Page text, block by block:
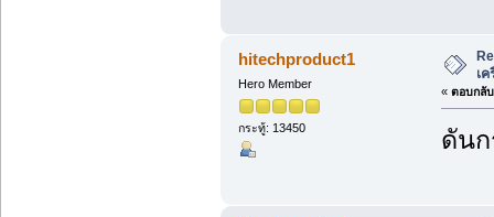
hitechproduct1
Hero Member
กระทู้: 13450
เ
« ตอบกลั
ดัน